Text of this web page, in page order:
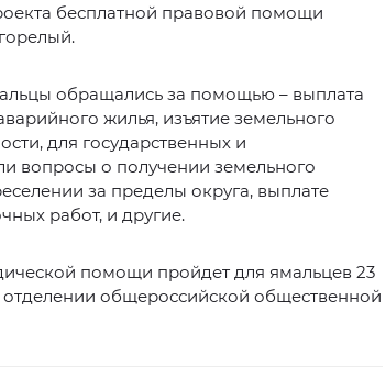
бесплатной правовой помощи
обращались за помощью – выплата
жилья, изъятие земельного
для государственных и
вопросы о получении земельного
за пределы округа, выплате
работ, и другие.
помощи пройдет для ямальцев 23
общероссийской общественной